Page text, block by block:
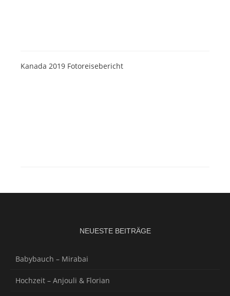
Kanada 2019 Fotoreisebericht
NEUESTE BEITRÄGE
Babybauch – Mirabai
Hochzeit – Anjouli & Florian